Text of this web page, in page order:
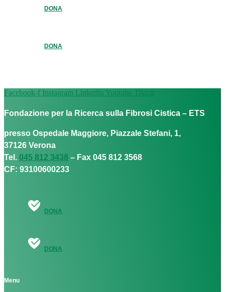
DONA
DONA
Facebook-f Instagram Linkedin Youtube Tiktok
Fondazione per la Ricerca sulla Fibrosi Cistica – ETS
presso Ospedale Maggiore, Piazzale Stefani, 1,
37126 Verona
Tel. 045 812 3438 – Fax 045 812 3568
CF: 93100600233
DONA
DONA
Menu